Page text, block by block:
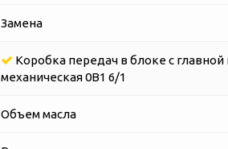
Замена
Коробка передач в блоке с
механическая 0B1 6/1
Объем масла